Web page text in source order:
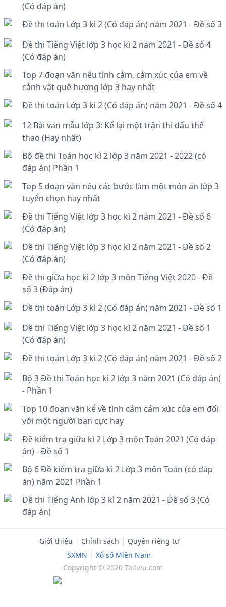
(Có đáp án)
Đề thi toán Lớp 3 kì 2 (Có đáp án) năm 2021 - Đề số 3
Đề thi Tiếng Việt lớp 3 học kì 2 năm 2021 - Đề số 4
(Có đáp án)
Top 7 đoạn văn nêu tình cảm, cảm xúc của em về
cảnh vật quê hương lớp 3 hay nhất
Đề thi toán Lớp 3 kì 2 (Có đáp án) năm 2021 - Đề số 4
12 Bài văn mẫu lớp 3: Kể lại một trận thi đấu thể
thao (Hay nhất)
Bộ đề thi Toán học kì 2 lớp 3 năm 2021 - 2022 (có
đáp án) Phần 1
Top 5 đoạn văn nêu các bước làm một món ăn lớp 3
tuyển chọn hay nhất
Đề thi Tiếng Việt lớp 3 học kì 2 năm 2021 - Đề số 6
(Có đáp án)
Đề thi Tiếng Việt lớp 3 học kì 2 năm 2021 - Đề số 2
(Có đáp án)
Đề thi giữa học kì 2 lớp 3 môn Tiếng Việt 2020 - Đề
số 3 (Đáp án)
Đề thi toán Lớp 3 kì 2 (Có đáp án) năm 2021 - Đề số 1
Đề thi Tiếng Việt lớp 3 học kì 2 năm 2021 - Đề số 1
(Có đáp án)
Đề thi toán Lớp 3 kì 2 (Có đáp án) năm 2021 - Đề số 2
Bộ 3 Đề thi Toán học kì 2 lớp 3 năm 2021 (Có đáp án)
- Phần 1
Top 10 đoạn văn kể về tình cảm cảm xúc của em đối
với một người bạn cực hay
Đề kiểm tra giữa kì 2 Lớp 3 môn Toán 2021 (Có đáp
án) - Đề số 1
Bộ 6 Đề kiểm tra giữa kì 2 Lớp 3 môn Toán (có đáp
án) năm 2021 Phần 1
Đề thi Tiếng Anh lớp 3 kì 2 năm 2021 - Đề số 3 (Có
đáp án)
Giới thiệu Chính sách
Quyền riêng tư
SXMN
Xổ số Miền Nam
Copyright © 2020 Tailieu.com